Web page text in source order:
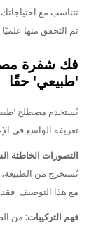
تتناسب مع
تم التحقق منها
فك شفرة
'طبيعي' حقًا
يُستخدم مصطلح
تعريفه الواسع في
التصورات الخاطئة
تُستخرج من
مع هذا التوصيف. فقد
فهم التركيبات: من